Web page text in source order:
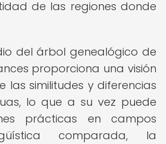
de las regiones donde
del árbol genealógico de
proporciona una visión
las similitudes y diferencias
lo que a su vez puede
prácticas en campos
comparada, la